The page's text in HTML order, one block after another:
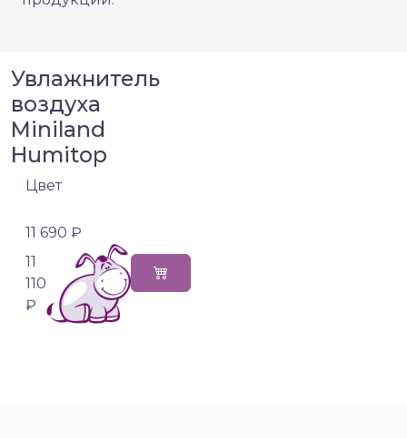
Увлажнитель
воздуха
Miniland
Humitop
Цвет
11 690 ₽
11
110
₽